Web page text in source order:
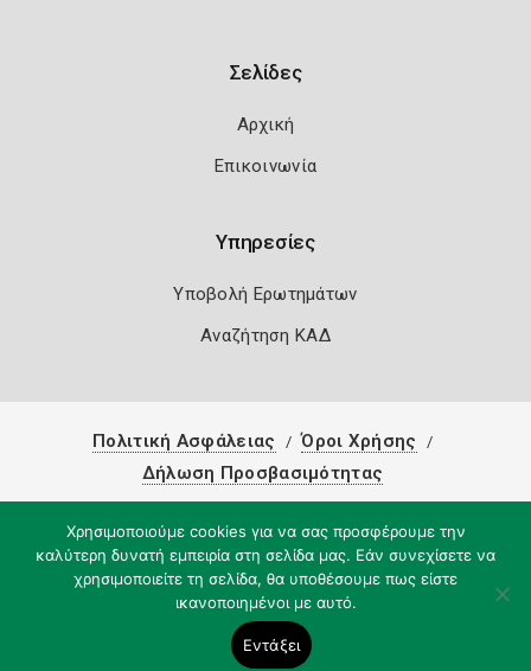
Σελίδες
Αρχική
Επικοινωνία
Υπηρεσίες
Υποβολή Ερωτημάτων
Αναζήτηση ΚΑΔ
Πολιτική Ασφάλειας
Όροι Χρήσης
Δήλωση Προσβασιμότητας
Χρησιμοποιούμε cookies για να σας προσφέρουμε την
καλύτερη δυνατή εμπειρία στη σελίδα μας. Εάν συνεχίσετε να
χρησιμοποιείτε τη σελίδα, θα υποθέσουμε πως είστε
ικανοποιημένοι με αυτό.
Εντάξει